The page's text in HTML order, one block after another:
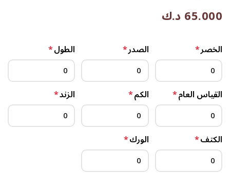
65.000 د.ك
الخصر* الصدر* الطول*
القياس العام* الكم* الزند*
الكتف* الورك*